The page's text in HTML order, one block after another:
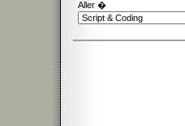
Aller �